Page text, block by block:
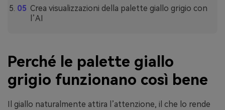
Crea visualizzazioni della palette giallo grigio con
l’AI
Perché le palette giallo
grigio funzionano così bene
Il giallo naturalmente attira l’attenzione, il che lo rende